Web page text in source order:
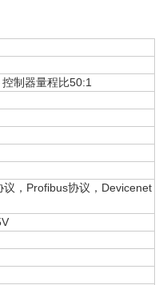
制器量程比50:1
，Profibus协议，Devicenet